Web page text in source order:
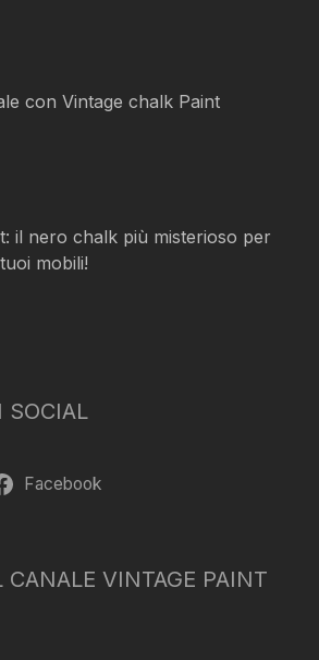
con Vintage chalk Paint
il nero chalk più misterioso per
mobili!
SOCIAL
Facebook
CANALE VINTAGE PAINT